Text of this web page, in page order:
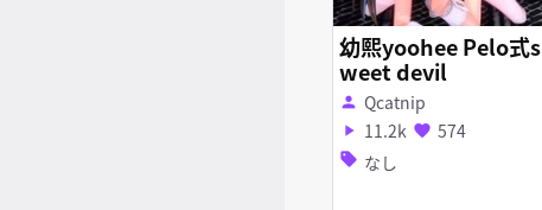
幼熙yoohee Pelo式s
weet devil
person Qcatnip
play_arrow 11.2k favorite 574
sell なし